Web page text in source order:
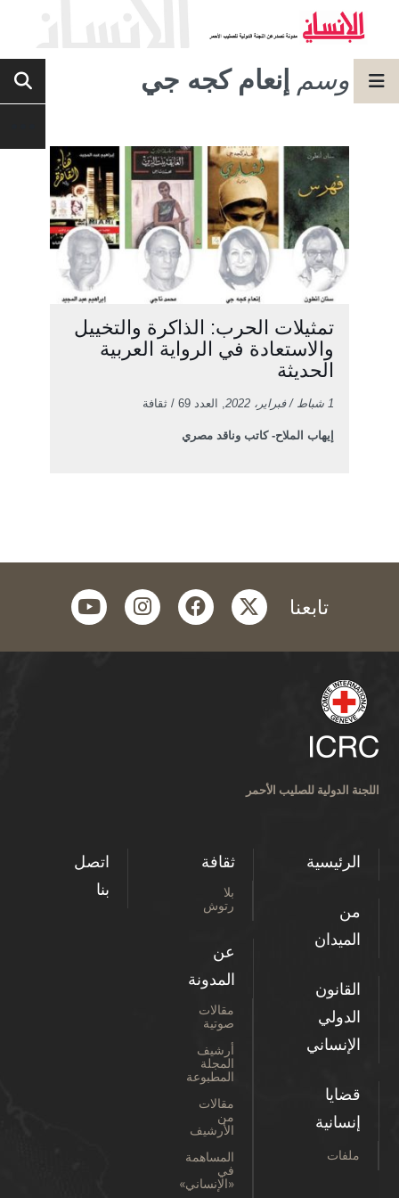
وسم إنعام كجه جي
تمثيلات الحرب: الذاكرة والتخييل
والاستعادة في الرواية العربية
الحديثة
1 شباط / فبراير، 2022 , العدد 69 / ثقافة
إيهاب الملاح- كاتب وناقد مصري
تابعنا twitter
facebook
instagram
youtube
اللجنة الدولية للصليب الأحمر
الرئيسية
من
الميدان
القانون
الدولي
الإنساني
قضايا
إنسانية
ملفات
ثقافة
بلا
رتوش
عن
المدونة
مقالات
صوتية
أرشيف
المجلة
المطبوعة
مقالات
من
الأرشيف
المساهمة
في
«الإنساني»
اتصل
بنا